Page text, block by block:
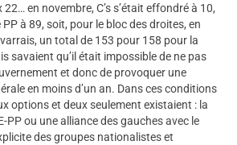
en novembre, C’s s’était effondré à 10,
à 89, soit, pour le bloc des droites, en
un total de 153 pour 158 pour la
savaient qu’il était impossible de ne pas
et donc de provoquer une
en moins d’un an. Dans ces conditions
options et deux seulement existaient : la
PP ou une alliance des gauches avec le
des groupes nationalistes et